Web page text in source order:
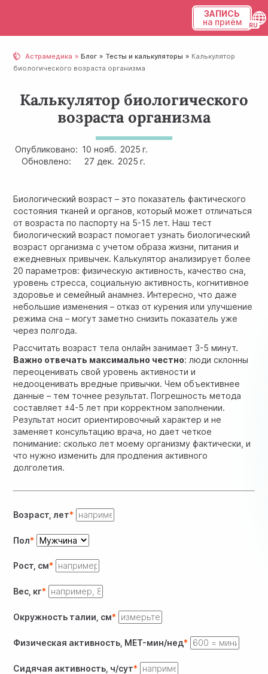
ЗАПИСЬ
на приём
Астрамедика Блог Тесты и калькуляторы
Калькулятор
биологического возраста организма
Калькулятор биологического
возраста организма
Опубликовано: 10 нояб. 2025 г.
Обновлено:
27 дек. 2025 г.
Биологический возраст – это показатель фактического
состояния тканей и органов, который может отличаться
от возраста по паспорту на 5-15 лет. Наш тест
биологический возраст помогает узнать биологический
возраст организма с учетом образа жизни, питания и
ежедневных привычек. Калькулятор анализирует более
20 параметров: физическую активность, качество сна,
уровень стресса, социальную активность, когнитивное
здоровье и семейный анамнез. Интересно, что даже
небольшие изменения – отказ от курения или улучшение
режима сна – могут заметно снизить показатель уже
через полгода.
Рассчитать возраст тела онлайн занимает 3-5 минут.
Важно отвечать максимально честно: люди склонны
переоценивать свой уровень активности и
недооценивать вредные привычки. Чем объективнее
данные – тем точнее результат. Погрешность метода
составляет ±4-5 лет при корректном заполнении.
Результат носит ориентировочный характер и не
заменяет консультацию врача, но дает четкое
понимание: сколько лет моему организму фактически, и
что нужно изменить для продления активного
долголетия.
Возраст, лет
Пол
Рост, см
Вес, кг
Окружность талии, см
Физическая активность, MET-мин/нед
Сидячая активность, ч/сут